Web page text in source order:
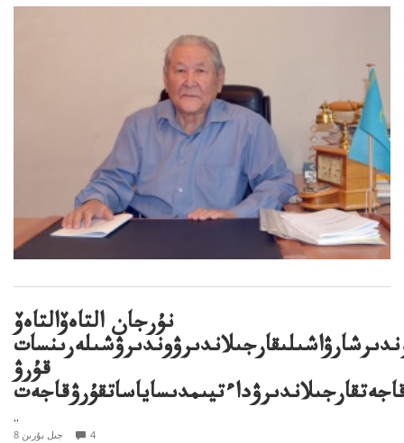
نۇرجان التاەۆالتاەۆ
قۇرۋ
..
8 جىل بۇرىن 4